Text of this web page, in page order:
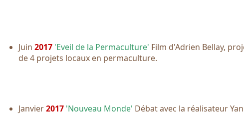
Juin 2017 'Eveil de la Permaculture' Film d'Adrien Bellay,
de 4 projets locaux en permaculture.
Janvier2017 'Nouveau Monde' Débat avec la réalisateur